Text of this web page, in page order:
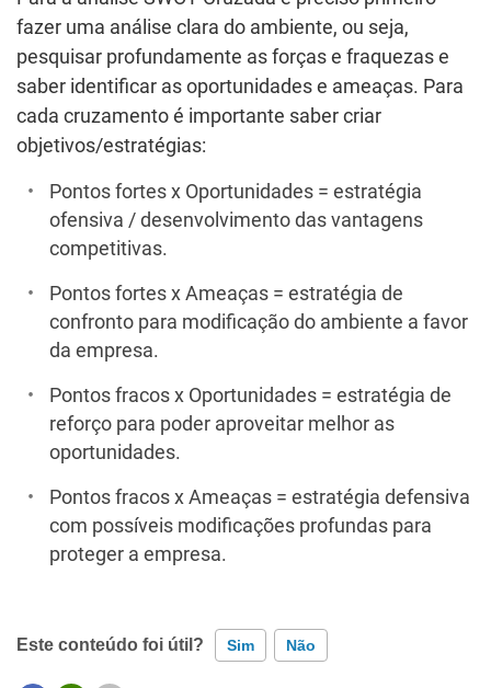
fazer uma análise clara do ambiente, ou seja,
pesquisar profundamente as forças e fraquezas e
saber identificar as oportunidades e ameaças. Para
cada cruzamento é importante saber criar
objetivos/estratégias:
Pontos fortes x Oportunidades = estratégia
ofensiva / desenvolvimento das vantagens
competitivas.
Pontos fortes x Ameaças = estratégia de
confronto para modificação do ambiente a favor
da empresa.
Pontos fracos x Oportunidades = estratégia de
reforço para poder aproveitar melhor as
oportunidades.
Pontos fracos x Ameaças = estratégia defensiva
com possíveis modificações profundas para
proteger a empresa.
Este conteúdo foi útil? Sim Não